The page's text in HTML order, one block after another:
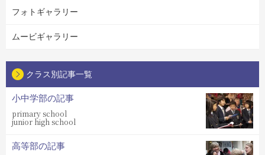
フォトギャラリー
ムービギャラリー
クラス別記事一覧
小中学部の記事
primary school
junior high school
高等部の記事